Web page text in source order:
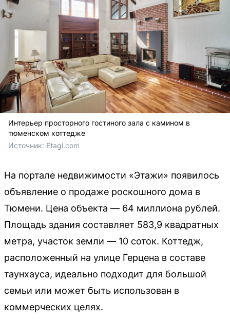
Интерьер просторного гостиного зала с камином в
тюменском коттедже
Источник: Etagi.com
На портале недвижимости «Этажи» появилось
объявление о продаже роскошного дома в
Тюмени. Цена объекта — 64 миллиона рублей.
Площадь здания составляет 583,9 квадратных
метра, участок земли — 10 соток. Коттедж,
расположенный на улице Герцена в составе
таунхауса, идеально подходит для большой
семьи или может быть использован в
коммерческих целях.